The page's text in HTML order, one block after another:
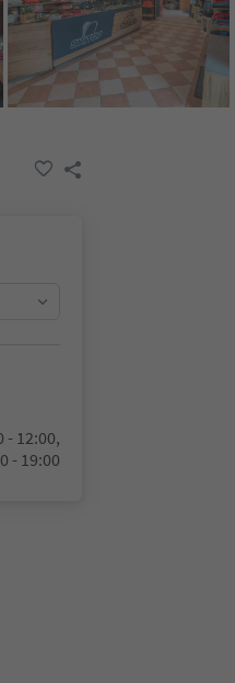
- 12:00,
- 19:00